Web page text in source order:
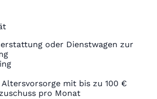
oder Dienstwagen zur
mit bis zu 100 €
pro Monat